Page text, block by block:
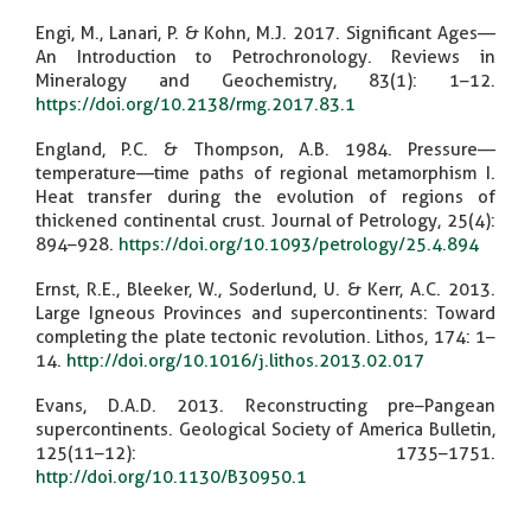
Engi, M., Lanari, P. & Kohn, M.J. 2017. Significant Ages—
An Introduction to Petrochronology. Reviews in
Mineralogy and Geochemistry, 83(1): 1–12.
https://doi.org/10.2138/rmg.2017.83.1
England, P.C. & Thompson, A.B. 1984. Pressure—
temperature—time paths of regional metamorphism I.
Heat transfer during the evolution of regions of
thickened continental crust. Journal of Petrology, 25(4):
894–928. https://doi.org/10.1093/petrology/25.4.894
Ernst, R.E., Bleeker, W., Soderlund, U. & Kerr, A.C. 2013.
Large Igneous Provinces and supercontinents: Toward
completing the plate tectonic revolution. Lithos, 174: 1–
14. http://doi.org/10.1016/j.lithos.2013.02.017
Evans, D.A.D. 2013. Reconstructing pre–Pangean
supercontinents. Geological Society of America Bulletin,
125(11–12): 1735–1751.
http://doi.org/10.1130/B30950.1